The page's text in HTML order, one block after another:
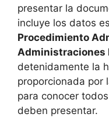
presentar la
incluye los datos
Procedimiento
Administraciones
detenidamente la
proporcionada por
para conocer
deben presentar.